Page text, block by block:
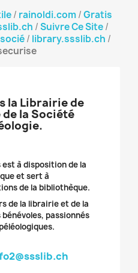
/ rainoldi.com/Gratis
/Suivre Ce Site/
/ library.ssslib.ch /
la Librairie de
la Société
à disposition de la
et sert à
de la bibliothèque.
de la librairie et de la
passionnés